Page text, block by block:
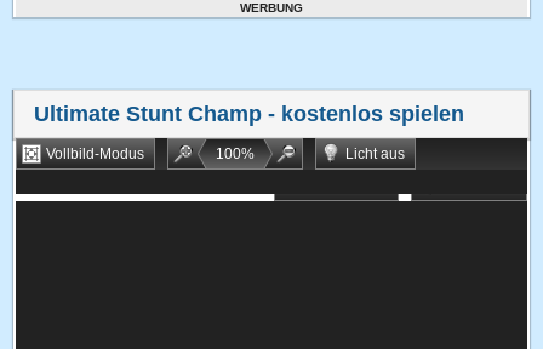
WERBUNG
Ultimate Stunt Champ - kostenlos spielen
Vollbild-Modus 100%
Licht aus